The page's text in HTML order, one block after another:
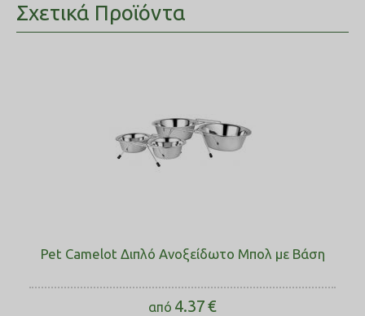
Σχετικά Προϊόντα
Pet Camelot Διπλό Ανοξείδωτο Μπολ με Βάση
από 4.37€